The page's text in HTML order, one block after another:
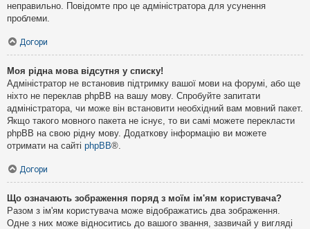
неправильно. Повідомте про це адміністратора для усунення
проблеми.
Догори
Моя рідна мова відсутня у списку!
Адміністратор не встановив підтримку вашої мови на форумі, або ще
ніхто не переклав phpBB на вашу мову. Спробуйте запитати
адміністратора, чи може він встановити необхідний вам мовний пакет.
Якщо такого мовного пакета не існує, то ви самі можете перекласти
phpBB на свою рідну мову. Додаткову інформацію ви можете
отримати на сайті phpBB®.
Догори
Що означають зображення поряд з моїм ім'ям користувача?
Разом з ім'ям користувача може відображатись два зображення.
Одне з них може відноситись до вашого звання, зазвичай у вигляді